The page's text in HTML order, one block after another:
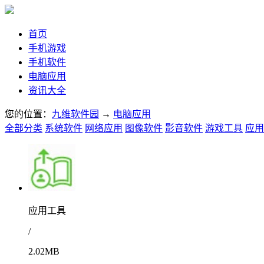
首页
手机游戏
手机软件
电脑应用
资讯大全
您的位置： 九维软件园 → 电脑应用
全部分类 系统软件 网络应用 图像软件 影音软件 游戏工具 应
应用工具
/
2.02MB